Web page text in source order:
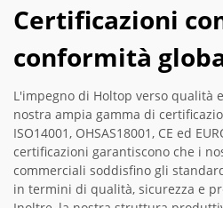
Certificazioni
conformità
L'impegno di Holtop verso qualità
nostra ampia gamma di
ISO14001, OHSAS18001, CE ed
certificazioni garantiscono che i
commerciali soddisfino gli
in termini di qualità, sicurezza e